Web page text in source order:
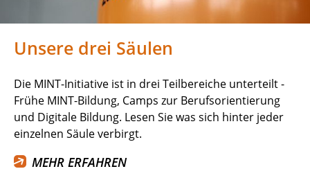
Unsere drei Säulen
Die MINT-Initiative ist in drei Teilbereiche unterteilt -
Frühe MINT-Bildung, Camps zur Berufsorientierung
und Digitale Bildung. Lesen Sie was sich hinter jeder
einzelnen Säule verbirgt.
MEHR ERFAHREN